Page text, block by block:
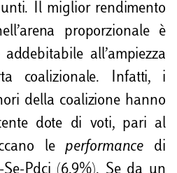
Il miglior rendimento
proporzionale è
all’ampiezza
coalizionale. Infatti, i
della coalizione hanno
dote di voti, pari al
leperformance di